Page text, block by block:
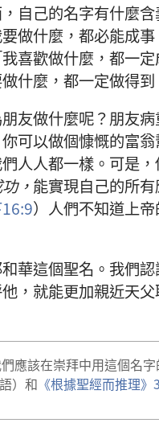
， 自己的名字有什麼
要做什麼 ， 都必能成事
我喜歡做什麼 ， 都一定
做什麼 ， 都一定做得到
朋友做什麼呢？朋友
你可以做個慷慨的富翁
人人都一樣 。 可是 ，
， 能實現自己的所有
16:9） 人們不知道上帝
華這個聖名 。 我們
他 ， 就能更加親近天父
應該在崇拜中用這個名字
） 和 《根據聖經而推理》